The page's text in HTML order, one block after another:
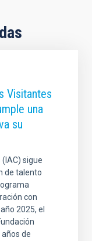
Visitantes
una
su
sigue
de talento
con
2025, el
de